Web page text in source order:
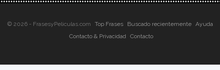
© 2026 - FrasesyPeliculas.com Top Frases Buscado recientemente
Ayuda
Contacto & Privacidad
Contacto